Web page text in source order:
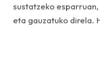
sustatzeko
eta gauzatuko direla.